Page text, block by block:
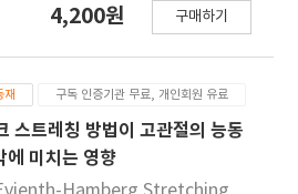
), 15.5%(44.7점에서 51.6 점) 및
에서 49.8점) 및 14.8%(51.5점에
다. 또한 실험 전과 비교하여 실험
활성도가 더 크게 향상되었다. 결
는 것이다. 연구방법 : 본 연구는
3명을 대상으로 하였다. 기초선
4회, 대상자 2가 7회, 그리고 대 상
치료회기는 대상자 1이 14회, 대
고 대상자 3이 8회였다. 상지 기
4,200원 구매하기
재 구독 인증기관 무료, 개인회원 유료
스트레칭 방법이 고관절의 능동
에 미치는 영향